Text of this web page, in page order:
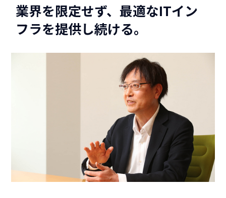
業界を限定せず、最適なITイン
フラを提供し続ける。